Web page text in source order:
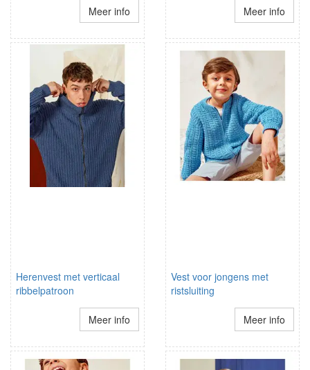
Meer info Meer info
Herenvest met verticaal
ribbelpatroon
Meer info
Vest voor jongens met
ristsluiting
Meer info